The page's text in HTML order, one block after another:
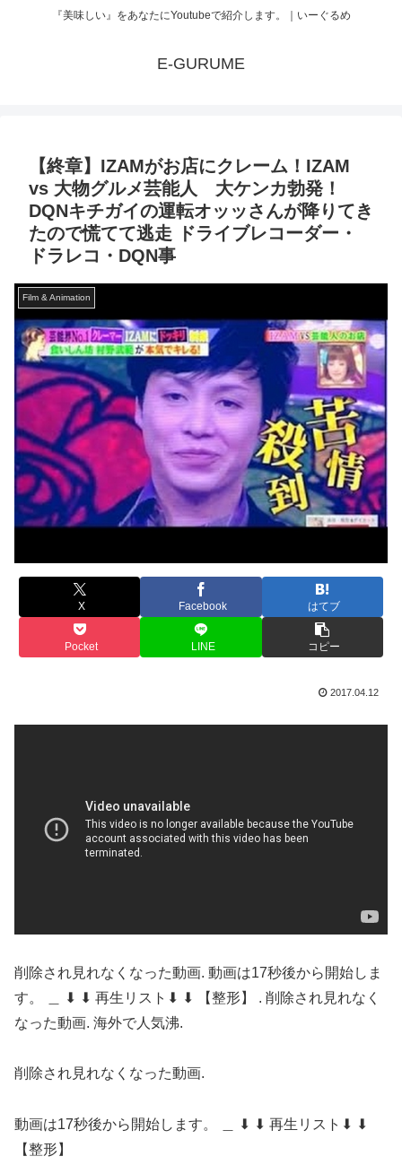
『美味しい』をあなたにYoutubeで紹介します。｜いーぐるめ
E-GURUME
【終章】IZAMがお店にクレーム！IZAM
vs 大物グルメ芸能人 大ケンカ勃発！
DQNキチガイの運転オッッさんが降りてき
たので慌てて逃走 ドライブレコーダー・
ドラレコ・DQN事
Film & Animation
X Facebook はてブ
Pocket LINE コピー
2017.04.12
削除され見れなくなった動画. 動画は17秒後から開始しま
す。 ＿ ⬇ ⬇ 再生リスト⬇ ⬇ 【整形】 . 削除され見れなく
なった動画. 海外で人気沸.
削除され見れなくなった動画.
動画は17秒後から開始します。 ＿ ⬇ ⬇ 再生リスト⬇ ⬇
【整形】